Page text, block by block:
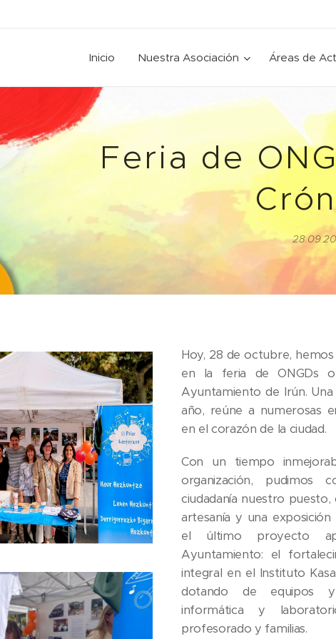
Inicio Nuestra Asociación Áreas de
Feria de
Hoy, 28 de octubre,
en la feria de ONGDs
Ayuntamiento de Irún.
año, reúne a numerosas
en el corazón de la ciudad.
Con un tiempo
organización, pudimos
ciudadanía nuestro
artesanía y una
el último proyecto
Ayuntamiento: el
integral en el Instituto
dotando de equipos
informática y
profesorado y familias.